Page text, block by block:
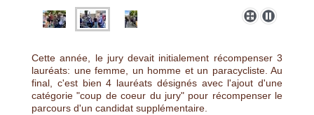
Cette année, le jury devait initialement récompenser 3
lauréats: une femme, un homme et un paracycliste. Au
final, c'est bien 4 lauréats désignés avec l'ajout d'une
catégorie "coup de coeur du jury" pour récompenser le
parcours d'un candidat supplémentaire.